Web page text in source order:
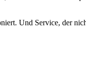
Und Service, der